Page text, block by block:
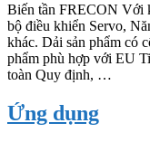
Biến tần FRECON Với
bộ điều khiển Servo,
khác. Dải sản phẩm có
phẩm phù hợp với EU
toàn Quy định, …
Ứng dụng